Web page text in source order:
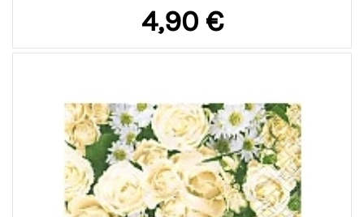
4,90 €